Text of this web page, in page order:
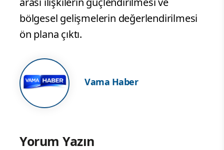
bölgesel gelişmelerin değerlendirilmesi
ön plana çıktı.
Vama Haber
Yorum Yazın